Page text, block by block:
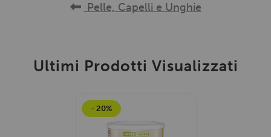
Pelle, Capelli e Unghie
Ultimi Prodotti Visualizzati
- 20%